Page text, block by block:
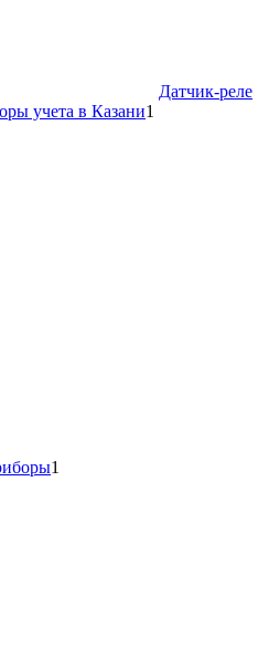
Датчик-реле
учета в Казани1
1